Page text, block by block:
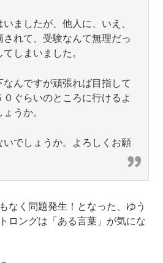
ましたが、他人に、いえ、
れて、受験なんて無理だっ
しまいました。
んですが頑張れば目指して
ぐらいのところに行けるよ
うか。
いでしょうか。よろしくお願
なく問題発生！となった、ゆう
ロングは「ある言葉」が気にな